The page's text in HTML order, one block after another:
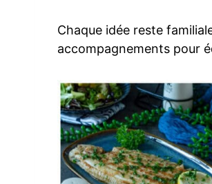
Chaque idée reste
accompagnements pour